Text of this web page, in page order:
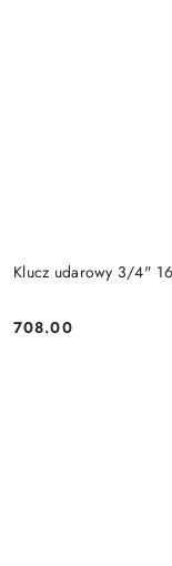
Klucz udarowy 3/4"
Cena:
708.00